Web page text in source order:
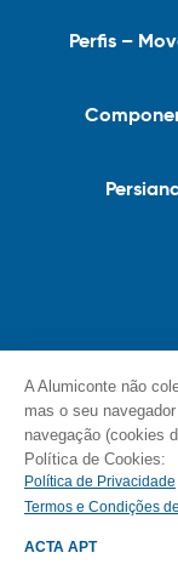
Perfis –
©
A Alumiconte não
mas o seu
navegação (cookies
Política de Cookies:
Política de Privacidade
Termos e Condições
ACTA APT